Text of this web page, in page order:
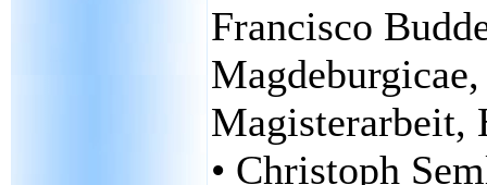
Francisco
Magisterarbeit,
• Christoph